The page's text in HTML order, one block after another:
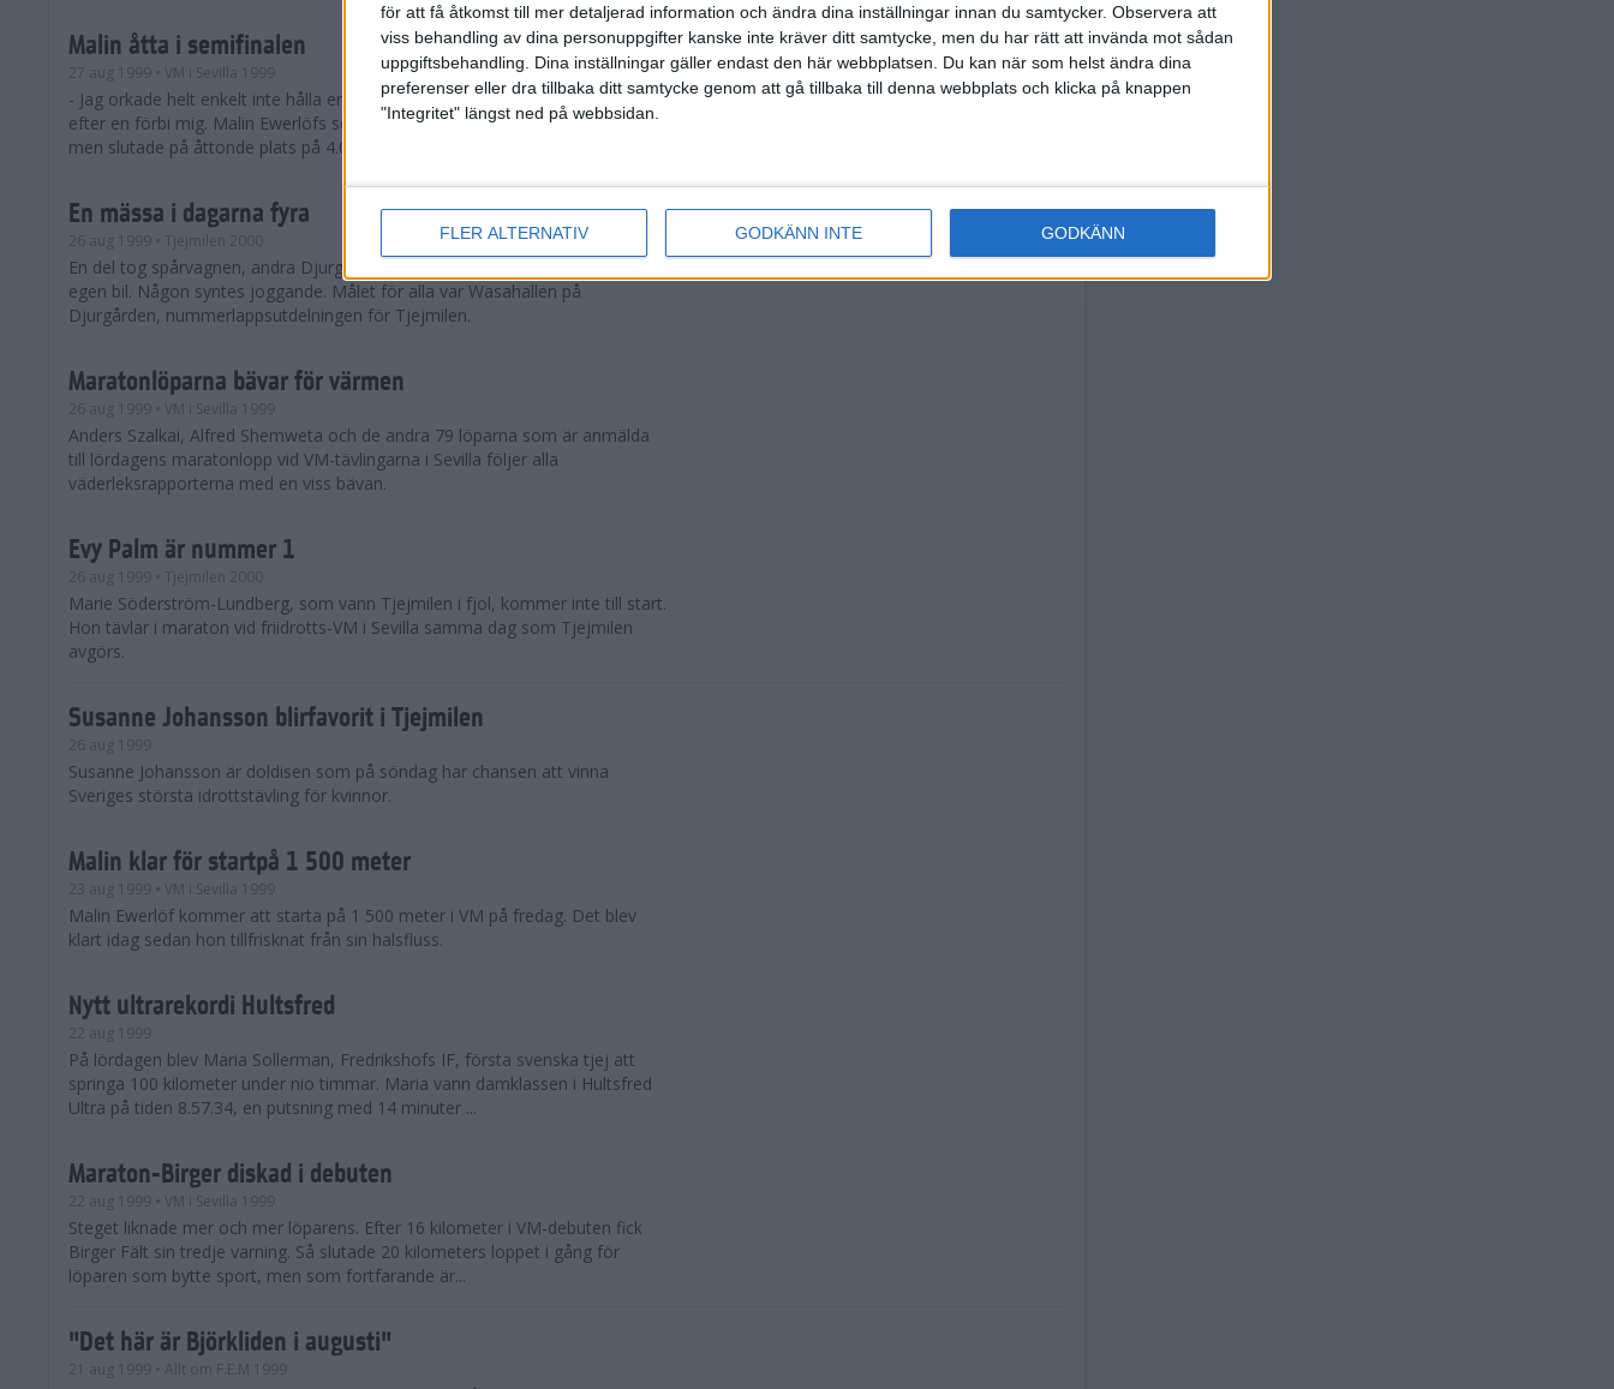
för att få åtkomst till mer detaljerad information och ändra dina inställningar innan du samtycker. Observera att
viss behandling av dina personuppgifter kanske inte kräver ditt samtycke, men du har rätt att invända mot sådan
uppgiftsbehandling. Dina inställningar gäller endast den här webbplatsen. Du kan när som helst ändra dina
preferenser eller dra tillbaka ditt samtycke genom att gå tillbaka till denna webbplats och klicka på knappen
"Integritet" längst ned på webbsidan.
FLER ALTERNATIV GODKÄNN INTE GODKÄNN
Malin åtta i semifinalen
27 aug 1999 • VM i Sevilla 1999
- Jag orkade helt enkelt inte hålla emot. Sedan kom de andra löparna en
efter en förbi mig. Malin Ewerlöfs semifinal på 1500 meter började så bra,
men slutade på åttonde plats på 4.07,67.
En mässa i dagarna fyra
26 aug 1999 • Tjejmilen 2000
En del tog spårvagnen, andra Djurgårdsfärjan. Några tog bussen och eller
egen bil. Någon syntes joggande. Målet för alla var Wasahallen på
Djurgården, nummerlappsutdelningen för Tjejmilen.
Maratonlöparna bävar för värmen
26 aug 1999 • VM i Sevilla 1999
Anders Szalkai, Alfred Shemweta och de andra 79 löparna som är anmälda
till lördagens maratonlopp vid VM-tävlingarna i Sevilla följer alla
väderleksrapporterna med en viss bävan.
Evy Palm är nummer 1
26 aug 1999 • Tjejmilen 2000
Marie Söderström-Lundberg, som vann Tjejmilen i fjol, kommer inte till start.
Hon tävlar i maraton vid friidrotts-VM i Sevilla samma dag som Tjejmilen
avgörs.
Susanne Johansson blirfavorit i Tjejmilen
26 aug 1999
Susanne Johansson är doldisen som på söndag har chansen att vinna
Sveriges största idrottstävling för kvinnor.
Malin klar för startpå 1 500 meter
23 aug 1999 • VM i Sevilla 1999
Malin Ewerlöf kommer att starta på 1 500 meter i VM på fredag. Det blev
klart idag sedan hon tillfrisknat från sin halsfluss.
Nytt ultrarekordi Hultsfred
22 aug 1999
På lördagen blev Maria Sollerman, Fredrikshofs IF, första svenska tjej att
springa 100 kilometer under nio timmar. Maria vann damklassen i Hultsfred
Ultra på tiden 8.57.34, en putsning med 14 minuter ...
Maraton-Birger diskad i debuten
22 aug 1999 • VM i Sevilla 1999
Steget liknade mer och mer löparens. Efter 16 kilometer i VM-debuten fick
Birger Fält sin tredje varning. Så slutade 20 kilometers loppet i gång för
löparen som bytte sport, men som fortfarande är...
"Det här är Björkliden i augusti"
21 aug 1999 • Allt om F.E.M 1999